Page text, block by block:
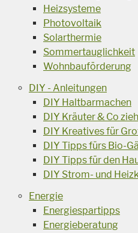
Heizsysteme
Photovoltaik
Solarthermie
Sommertauglichkeit
Wohnbauförderung
DIY - Anleitungen
DIY Haltbarmachen
DIY Kräuter & Co
DIY Kreatives für
DIY Tipps fürs Bio-
DIY Tipps für den
DIY Strom- und
Energie
Energiespartipps
Energieberatung